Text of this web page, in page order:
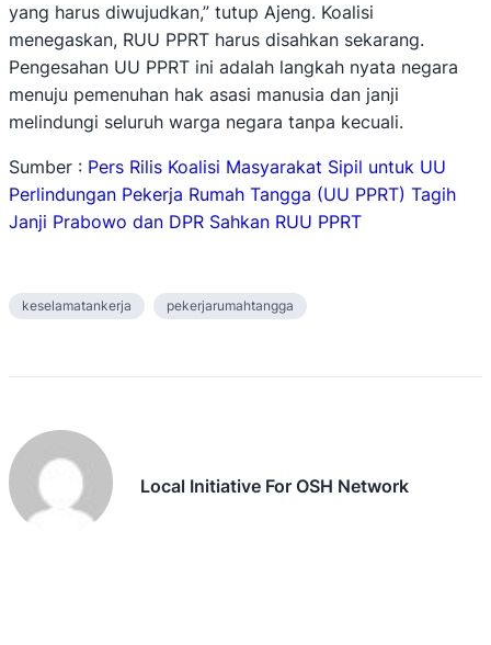
yang harus diwujudkan,” tutup Ajeng. Koalisi
menegaskan, RUU PPRT harus disahkan sekarang.
Pengesahan UU PPRT ini adalah langkah nyata negara
menuju pemenuhan hak asasi manusia dan janji
melindungi seluruh warga negara tanpa kecuali.
Sumber : Pers Rilis Koalisi Masyarakat Sipil untuk UU
Perlindungan Pekerja Rumah Tangga (UU PPRT) Tagih
Janji Prabowo dan DPR Sahkan RUU PPRT
keselamatankerja pekerjarumahtangga
Local Initiative For OSH Network